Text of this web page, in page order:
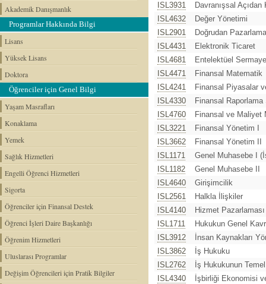
Akademik Danışmanlık
Programlar Hakkında Bilgi
Lisans
Yüksek Lisans
Doktora
Öğrenciler için Genel Bilgi
Yaşam Masrafları
Konaklama
Yemek
Sağlık Hizmetleri
Engelli Öğrenci Hizmetleri
Sigorta
Öğrenciler için Finansal Destek
Öğrenci İşleri Daire Başkanlığı
Öğrenim Hizmetleri
Uluslarası Programlar
Değişim Öğrencileri için Pratik Bilgiler
ISL3931
Davranışsal
ISL4632
Değer Yönetimi
ISL2901
Doğrudan Pazarlama
ISL4431
Elektronik Ticaret
ISL4681
Entelektüel Sermaye
ISL4471
Finansal Matematik
ISL4241
Finansal Piyasalar
ISL4330
Finansal Raporlama
ISL4760
Finansal ve Maliyet
ISL3221
Finansal Yönetim I
ISL3662
Finansal Yönetim II
ISL1171
Genel Muhasebe I
ISL1182
Genel Muhasebe II
ISL4640
Girişimcilik
ISL2561
Halkla İlişkiler
ISL4140
Hizmet Pazarlaması
ISL1711
Hukukun Genel
ISL3912
İnsan Kaynakları
ISL3862
İş Hukuku
ISL2762
İş Hukukunun
ISL4340
İşbirliği Ekonomisi